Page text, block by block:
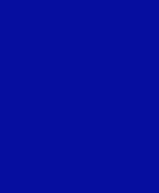
y accesorios para radiador
/ Grupos de Bombeo
ACS
Gasóleo